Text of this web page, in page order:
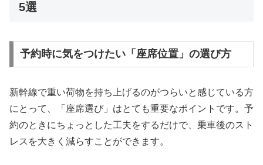
5選
予約時に気をつけたい「座席位置」の選び方
新幹線で重い荷物を持ち上げるのがつらいと感じている方
にとって、「座席選び」はとても重要なポイントです。予
約のときにちょっとした工夫をするだけで、乗車後のスト
レスを大きく減らすことができます。